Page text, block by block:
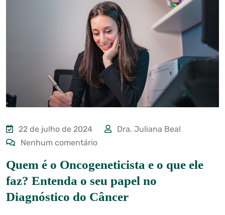
22 de julho de 2024
Dra. Juliana Beal
Nenhum comentário
Quem é o Oncogeneticista e o que ele
faz? Entenda o seu papel no
Diagnóstico do Câncer